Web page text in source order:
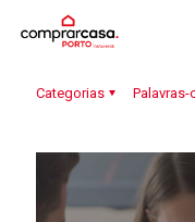
Categorias Palavras-